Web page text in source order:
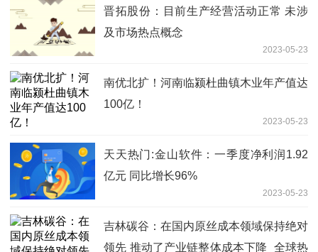
晋拓股份：目前生产经营活动正常 未涉
及市场热点概念
2023-05-23
南优北扩！河南临颍杜曲镇木业年产值达
100亿！
2023-05-23
天天热门:金山软件：一季度净利润1.92
亿元 同比增长96%
2023-05-23
吉林碳谷：在国内原丝成本领域保持绝对
领先 推动了产业链整体成本下降_全球热